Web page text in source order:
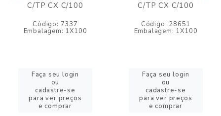
C/TP CX C/100
Código: 7337
Embalagem: 1X100
Faça seu login
ou
cadastre-se
para ver preços
e comprar
C/TP CX C/100
Código: 28651
Embalagem: 1X100
Faça seu login
ou
cadastre-se
para ver preços
e comprar